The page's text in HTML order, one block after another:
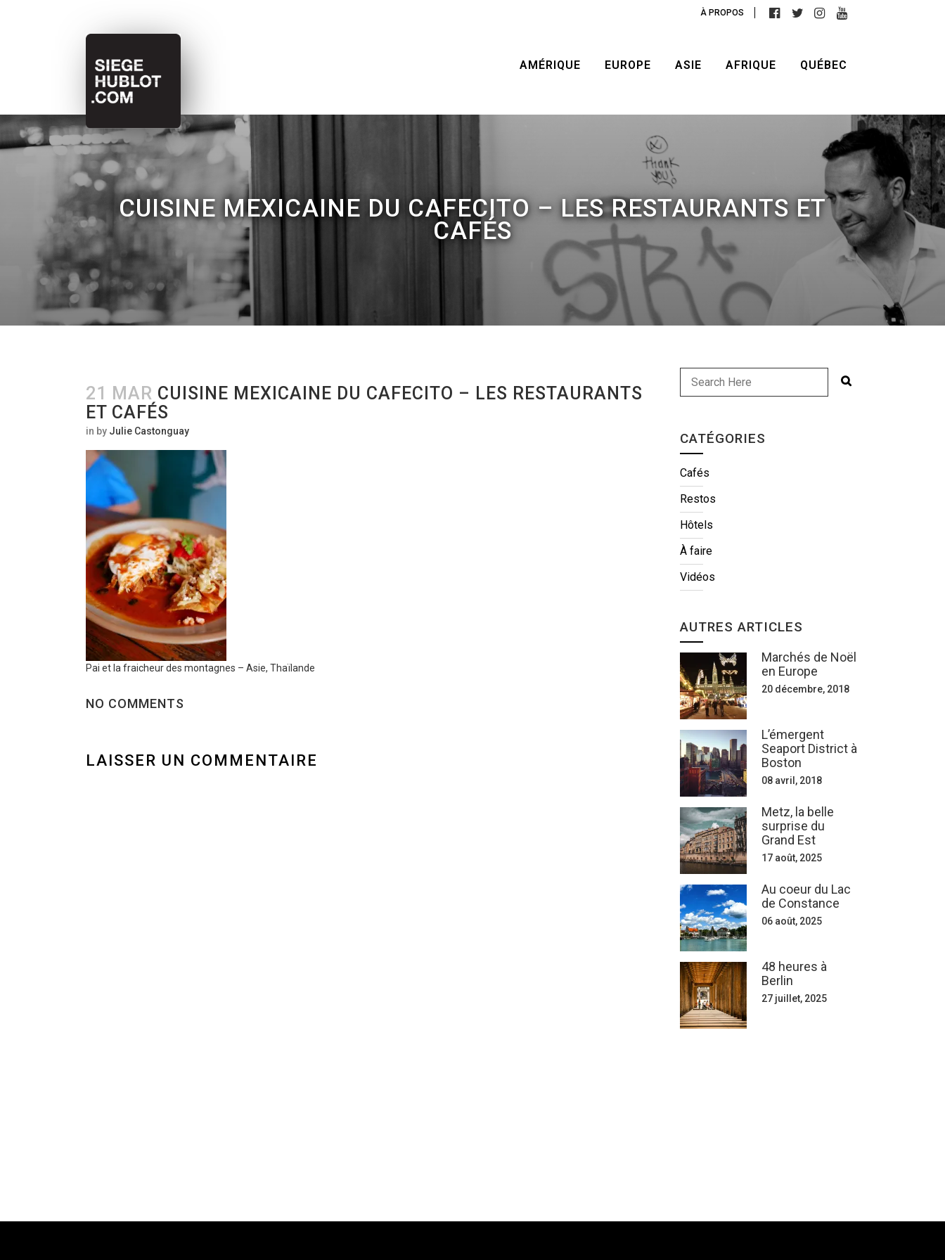
À PROPOS
AMÉRIQUE EUROPE ASIE AFRIQUE QUÉBEC
CUISINE MEXICAINE DU CAFECITO – LES RESTAURANTS ET
CAFÉS
21 MAR CUISINE MEXICAINE DU CAFECITO – LES RESTAURANTS
ET CAFÉS
in by Julie Castonguay
Pai et la fraicheur des montagnes – Asie, Thaïlande
NO COMMENTS
LAISSER UN COMMENTAIRE
CATÉGORIES
Cafés
Restos
Hôtels
À faire
Vidéos
AUTRES ARTICLES
Marchés de Noël
en Europe
20 décembre, 2018
L’émergent
Seaport District à
Boston
08 avril, 2018
Metz, la belle
surprise du
Grand Est
17 août, 2025
Au coeur du Lac
de Constance
06 août, 2025
48 heures à
Berlin
27 juillet, 2025